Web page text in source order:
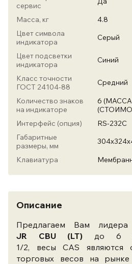
сервис
Масса, кг
4.8
Цвет символа
индикатора
Серый
Цвет подсветки
индикатора
Синий
Класс точности
ГОСТ 24104-88
Средний
Количество знаков
на индикаторе
6
Интерфейс (опция)
RS-232С
Габаритные
размеры, мм
Клавиатура
Описание
Предлагаем Вам
JR CBU (LT) до 6
1/2, весы CAS являются
торговых весов на